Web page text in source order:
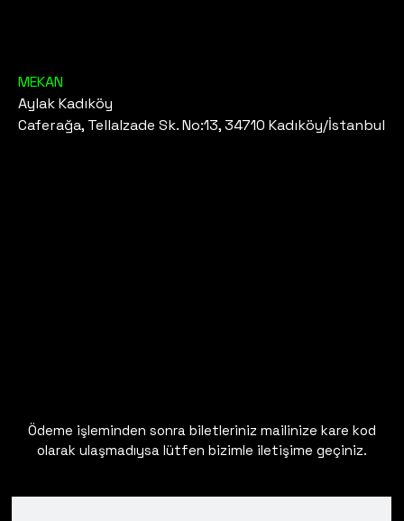
MEKAN
Aylak Kadıköy
Caferağa, Tellalzade Sk. No:13, 34710 Kadıköy/İstanbul
Ödeme işleminden sonra biletleriniz mailinize kare kod
olarak ulaşmadıysa lütfen bizimle iletişime geçiniz.